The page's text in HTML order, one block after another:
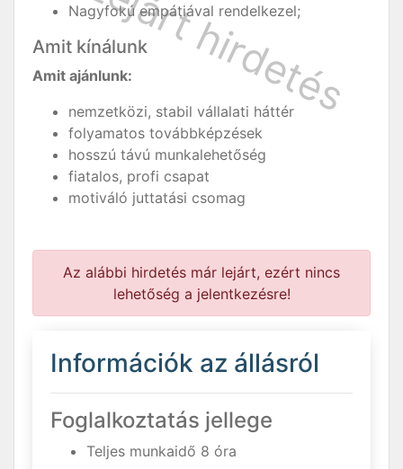
Nagyfokú empátiával rendelkezel;
Amit kínálunk
Amit ajánlunk:
nemzetközi, stabil vállalati háttér
folyamatos továbbképzések
hosszú távú munkalehetőség
fiatalos, profi csapat
motiváló juttatási csomag
Az alábbi hirdetés már lejárt, ezért nincs
lehetőség a jelentkezésre!
Információk az állásról
Foglalkoztatás jellege
Teljes munkaidő 8 óra